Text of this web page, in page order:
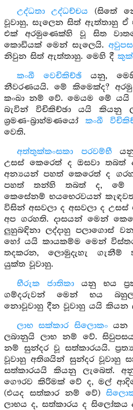
උද්ධතා උද්ධච්චය (සිතේ
වූවාහු, සැලෙන සිත් ඇත්තාහු ඒ
එක් අරමුණෙක්හි වූ සිත
කොඩියක් මෙන් සැලෙයි.
නිවුන සිත් ඇත්තාහු. මෙහි දී
කංඛී වෙචිකිච්ඡියනු,
නීවරණයයි. මේ කිමෙක්ද?
කංඛා නම් වේ. මෙයම මේ
බැවින් විචිකිච්ඡා යයි කියනු
ශ්‍රමණ-බ්‍රාහ්මණයෝකංඛී
වෙති.
අත්තුක්කංසකා පරවම්භී
උසස් කෙරෙත් ද ඔසවා
අන්‍යයන් පහත් කෙරෙත් ද
පහත් තන්හි තබත් ද, මේ
කෙසේනම් භයභෙරවයන්
විසින් අසවලා ද අසවලා ද
අප ගරහති. දාසයන් මෙන්
ලුහුබඳිනා ලද්දාහු පලාගොස්
හෝ යයි කායකම්ම මෙන්
තදකරන, ලොමුදැහැ ගැනීම්
යුක්ත වූවාහු.
භීරුක ජාතිකායනු භය
ගම්දරුවන් මෙන් භය
නොවූවාහු දීන වූවාහු යයි කියන
ලාභ සක්කාර සිලොකංයන
ලබානුයි ලාභ නම් වේ.
නම් සුන්දර වූ සත්කාරයයි.
වූවාහු අතිශයින් සුන්දර වූවාහු
සත්කාරයයි කියනු ලැබෙත්.
ගෞරව කිරිමක් වේ ද, මල්
(එයද සත්කාර නම් වේ)
ලාභය ද, සත්කාරය ද සිලෝකය